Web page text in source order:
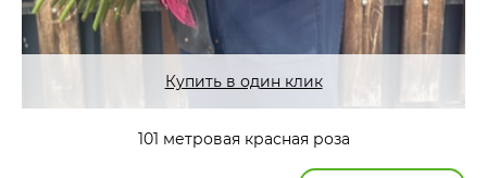
Купить в один клик
101 метровая красная роза